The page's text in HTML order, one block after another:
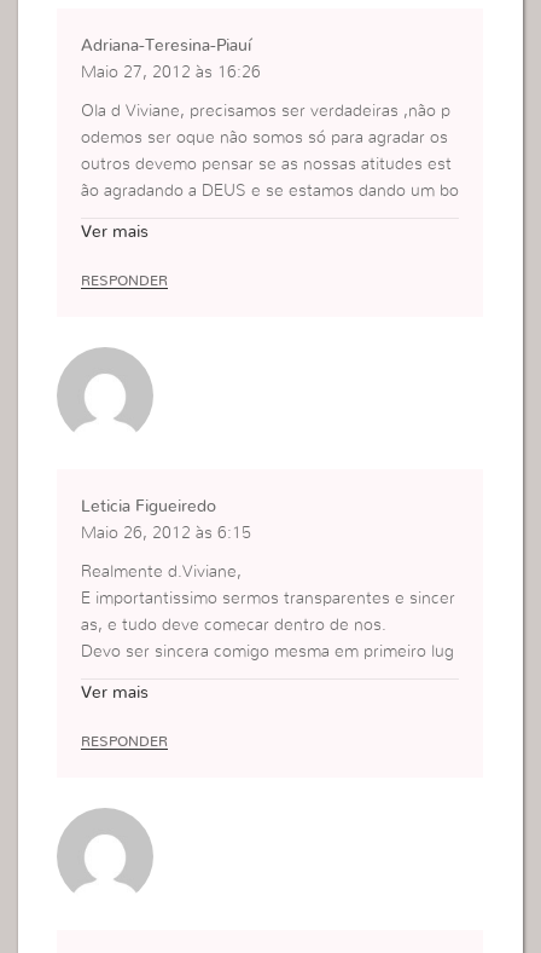
Adriana-Teresina-Piauí
Maio 27, 2012 às 16:26
Ola d Viviane, precisamos ser verdadeiras ,não p
odemos ser oque não somos só para agradar os
outros devemo pensar se as nossas atitudes est
ão agradando a DEUS e se estamos dando um bo
Ver mais
RESPONDER
Leticia Figueiredo
Maio 26, 2012 às 6:15
Realmente d.Viviane,
E importantissimo sermos transparentes e sincer
as, e tudo deve comecar dentro de nos.
Devo ser sincera comigo mesma em primeiro lug
Ver mais
RESPONDER